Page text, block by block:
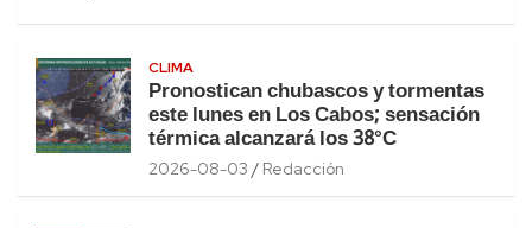
CLIMA
Pronostican chubascos y tormentas
este lunes en Los Cabos; sensación
térmica alcanzará los 38°C
2026-08-03 Redacción